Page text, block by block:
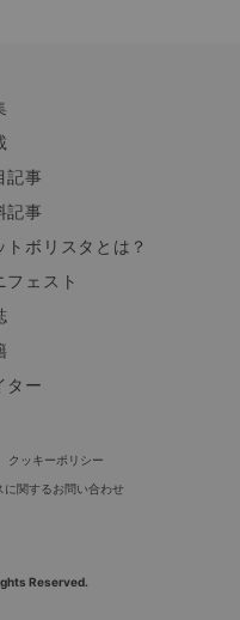
記事
記事
トボリスタとは？
フェスト
ター
クッキーポリシー
に関するお問い合わせ
Reserved.